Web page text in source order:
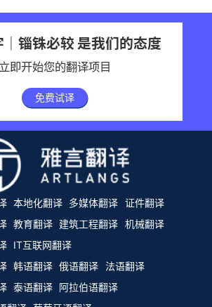
｜锱铢必较 是我们的态度
立即开始您的翻译项目
免费试译
本地化翻译 多媒体翻译 证件翻译
教育翻译 建筑工程翻译 机械翻译
IT互联网翻译
韩语翻译 俄语翻译
法语翻译
泰语翻译 阿拉伯语翻译